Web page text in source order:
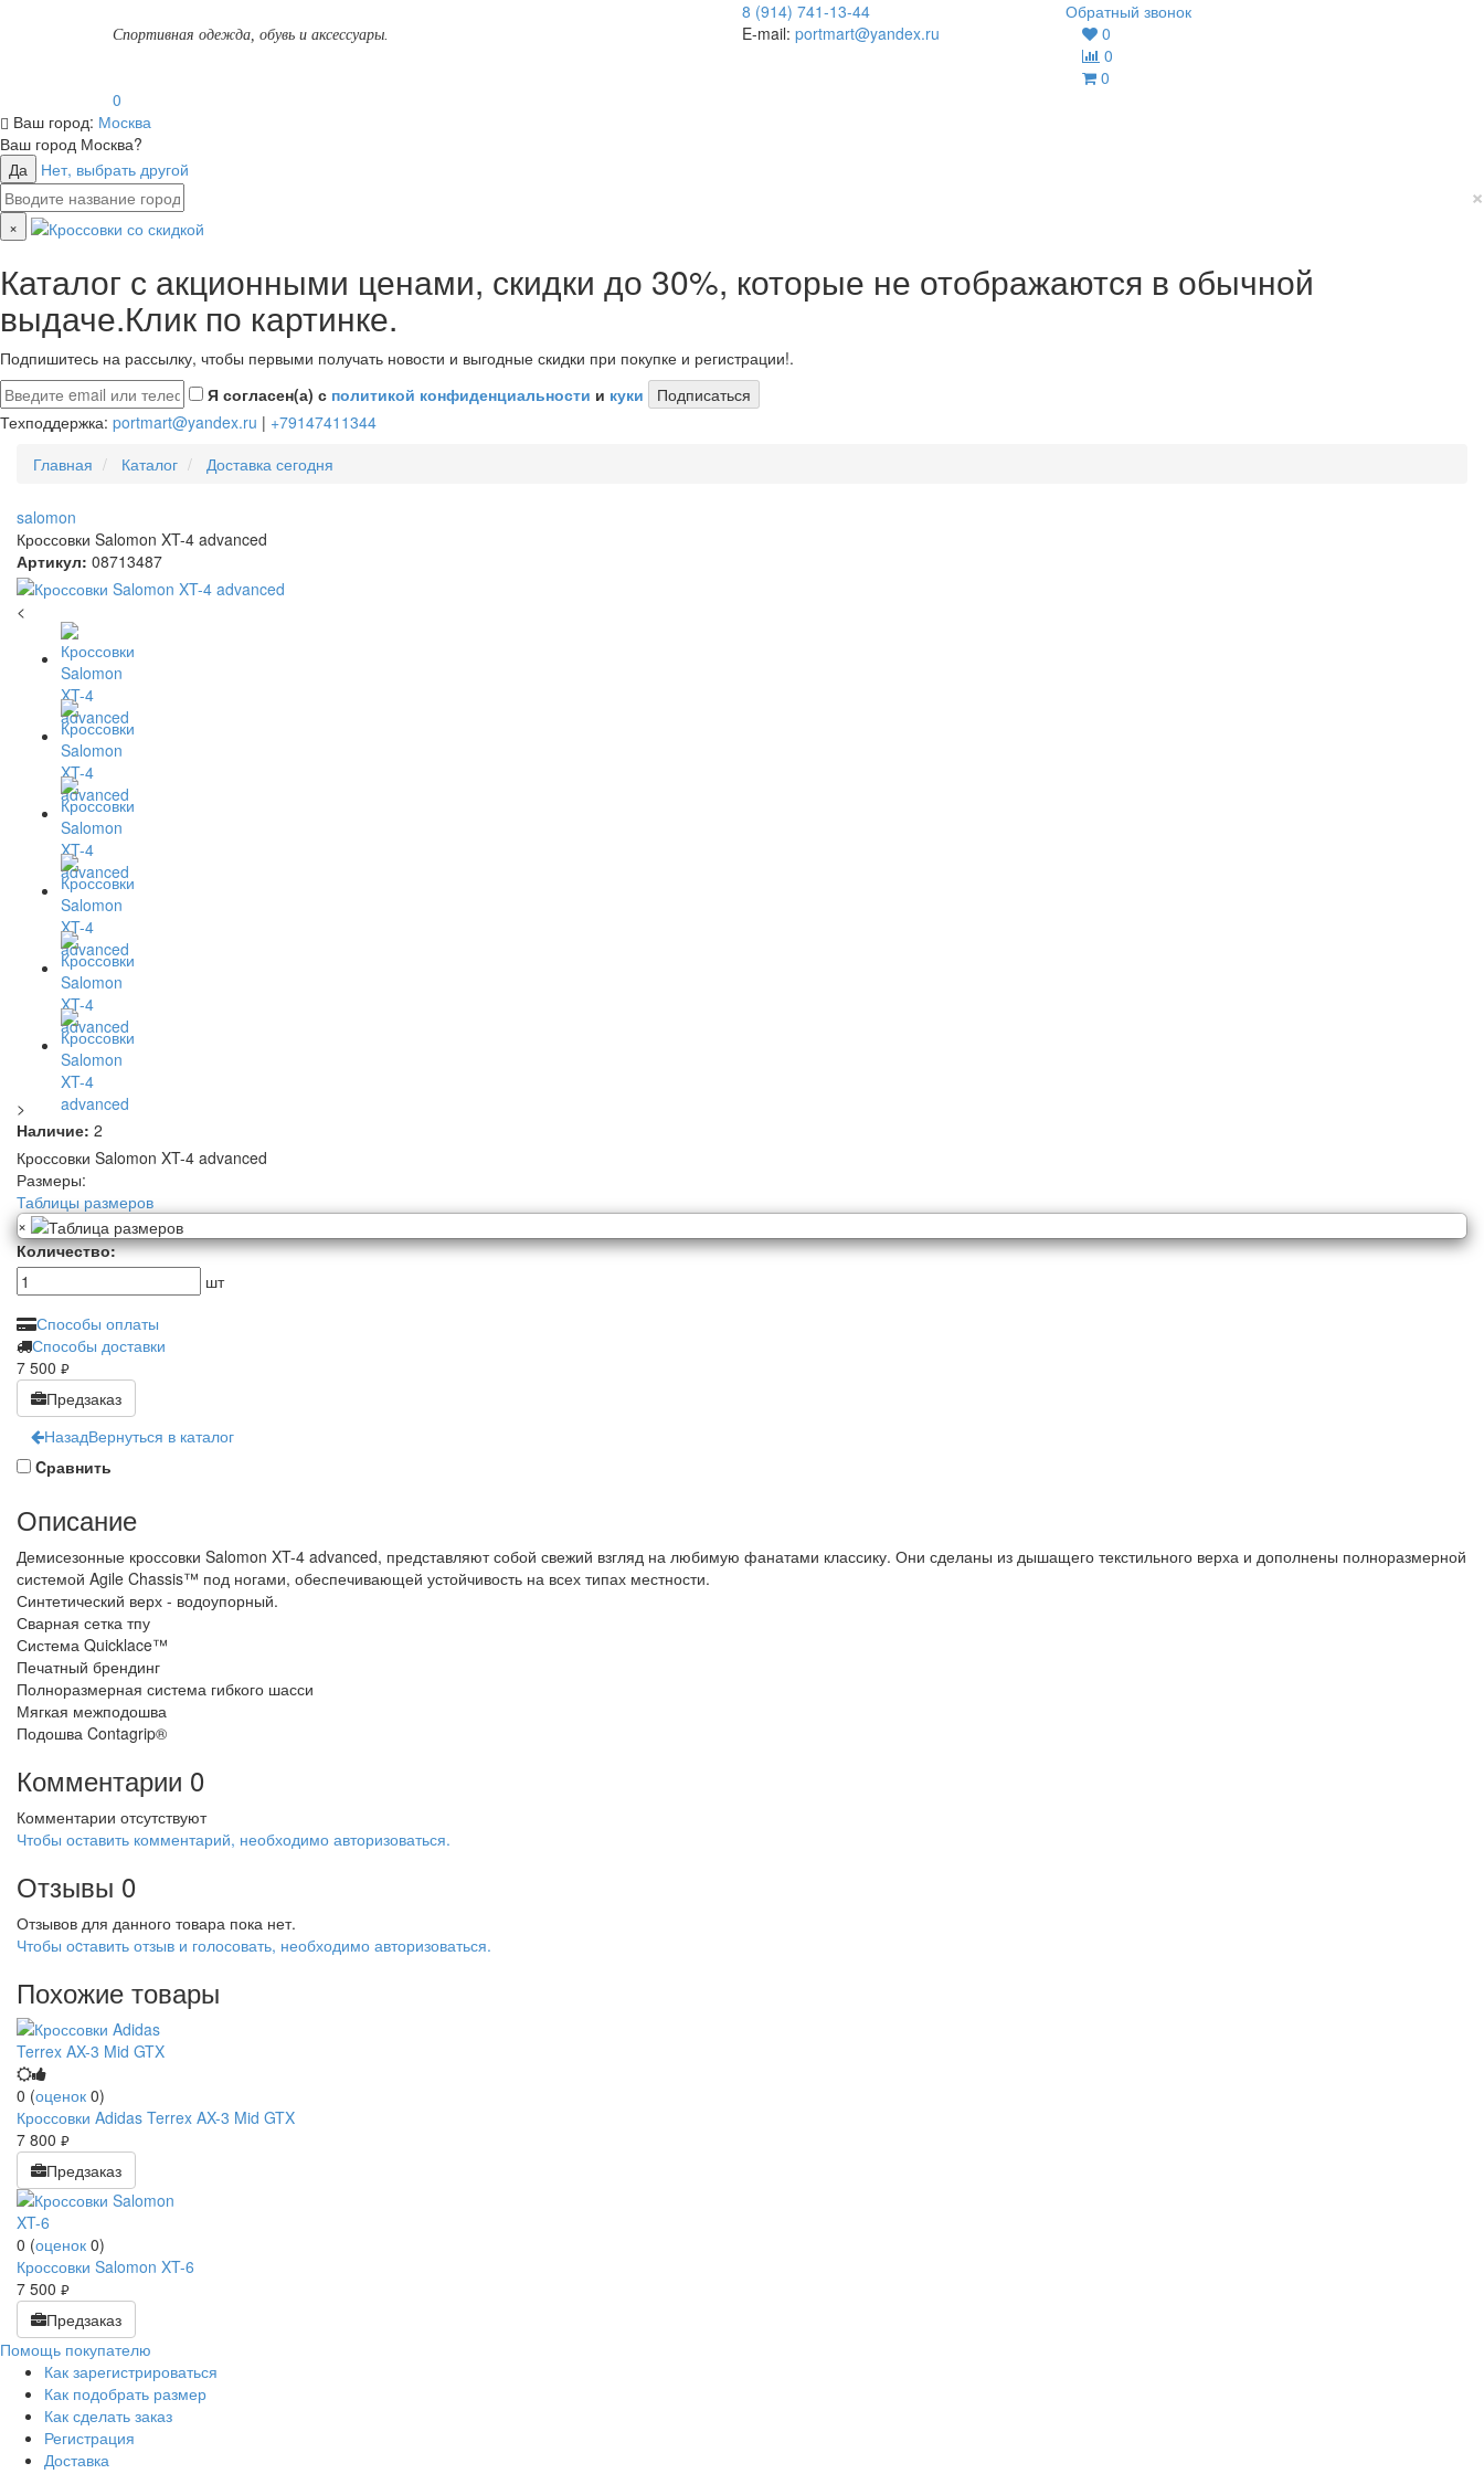
Спортивная одежда, обувь и аксессуары.
8 (914) 741-13-44
E-mail: portmart@yandex.ru
Обратный звонок
0
0
0
0
Ваш город: Москва
Ваш город Москва?
Да
Нет, выбрать другой
×
×
Каталог с акционными ценами, скидки до 30%, которые не отображаются в обычной
выдаче.Клик по картинке.
Подпишитесь на рассылку, чтобы первыми получать новости и выгодные скидки при покупке и регистрации!.
Я согласен(а) с политикой конфиденциальности и куки
Подписаться
Техподдержка: portmart@yandex.ru | +79147411344
Главная
Каталог Доставка сегодня
salomon
Кроссовки Salomon XT-4 advanced
Артикул: 08713487
<
>
Наличие: 2
Кроссовки Salomon XT-4 advanced
Размеры:
Таблицы размеров
×
Количество:
шт
Способы оплаты
Способы доставки
7 500 руб.
Предзаказ
НазадВернуться в каталог
Cравнить
Описание
Демисезонные кроссовки Salomon XT-4 advanced, представляют собой свежий взгляд на любимую фанатами классику. Они сделаны из дышащего текстильного верха и дополнены полноразмерной
системой Agile Chassis™ под ногами, обеспечивающей устойчивость на всех типах местности.
Синтетический верх - водоупорный.
Сварная сетка тпу
Система Quicklace™
Печатный брендинг
Полноразмерная система гибкого шасси
Мягкая межподошва
Подошва Contagrip®
Комментарии 0
Комментарии отсутствуют
Чтобы оставить комментарий, необходимо авторизоваться.
Отзывы 0
Отзывов для данного товара пока нет.
Чтобы оcтавить отзыв и голосовать, необходимо авторизоваться.
Похожие товары
0 (оценок 0)
Кроссовки Adidas Terrex AX-3 Mid GTX
7 800 руб.
Предзаказ
0 (оценок 0)
Кроссовки Salomon XT-6
7 500 руб.
Предзаказ
Помощь покупателю
Как зарегистрироваться
Как подобрать размер
Как сделать заказ
Регистрация
Доставка